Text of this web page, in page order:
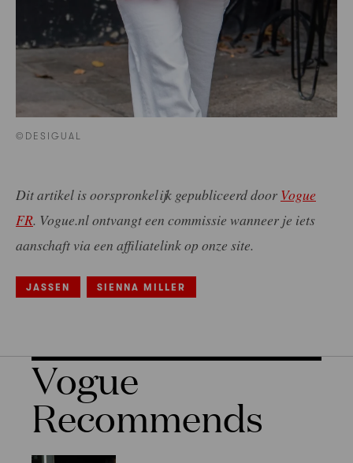
©DESIGUAL
Dit artikel is oorspronkelijk gepubliceerd door Vogue
FR. Vogue.nl ontvangt een commissie wanneer je iets
aanschaft via een affiliatelink op onze site.
JASSEN SIENNA MILLER
Vogue
Recommends